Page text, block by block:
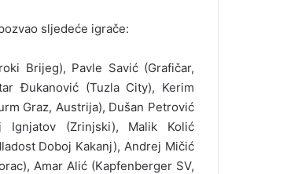
sljedeće igrače:
Brijeg), Pavle Savić (Grafičar,
Đukanović (Tuzla City), Kerim
Graz, Austrija), Dušan Petrović
Ignjatov (Zrinjski), Malik Kolić
Doboj Kakanj), Andrej Mičić
Amar Alić (Kapfenberger SV,